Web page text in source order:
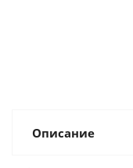
Описание